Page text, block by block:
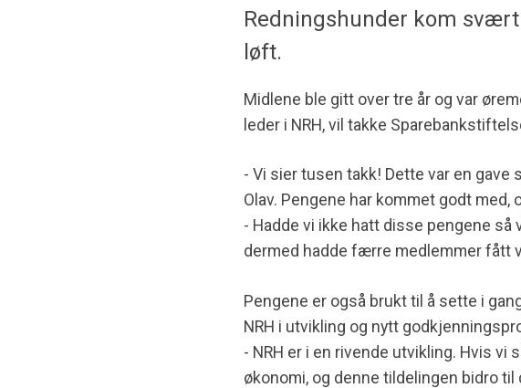
Redningshunder kom
løft.
Midlene ble gitt over tre år og var
leder i NRH, vil takke
- Vi sier tusen takk! Dette var en
Olav. Pengene har kommet godt
- Hadde vi ikke hatt disse pengene
dermed hadde færre medlemmer fått
Pengene er også brukt til å sette i
NRH i utvikling og nytt
- NRH er i en rivende utvikling. Hvis vi
økonomi, og denne tildelingen bidro